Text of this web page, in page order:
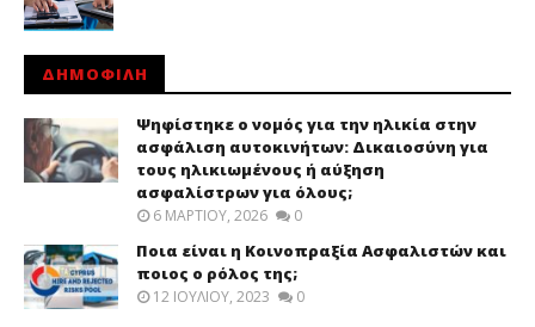
ΔΗΜΟΦΙΛΗ
Ψηφίστηκε ο νομός για την ηλικία στην
ασφάλιση αυτοκινήτων: Δικαιοσύνη για
τους ηλικιωμένους ή αύξηση
ασφαλίστρων για όλους;
6 ΜΑΡΤΊΟΥ, 2026 0
Ποια είναι η Κοινοπραξία Ασφαλιστών και
ποιος ο ρόλος της;
12 ΙΟΥΛΊΟΥ, 2023 0